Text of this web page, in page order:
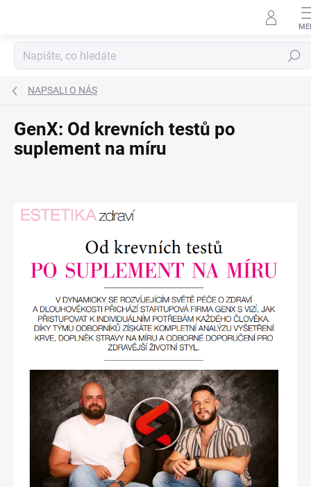
Hledat
NAPSALI O NÁS
GenX: Od krevních testů po
suplement na míru